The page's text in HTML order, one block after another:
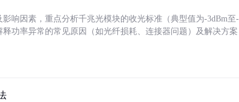
响因素，重点分析千兆光模块的收光标准（典型值为-3dBm至
功率异常的常见原因（如光纤损耗、连接器问题）及解决方